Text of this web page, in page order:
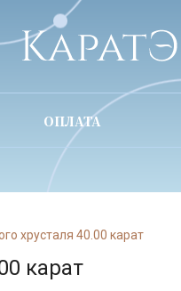
ОПЛАТА
хрусталя 40.00 карат
карат